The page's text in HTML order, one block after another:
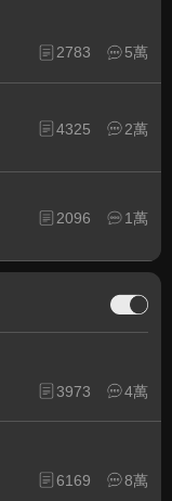
2783 5萬
4325 2萬
2096 1萬
3973 4萬
6169 8萬